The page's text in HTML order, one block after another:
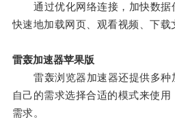
通过优化网络连接，加快数据
快速地加载网页、观看视频、下载
雷轰加速器苹果版
雷轰浏览器加速器还提供多种
自己的需求选择合适的模式来使
需求。